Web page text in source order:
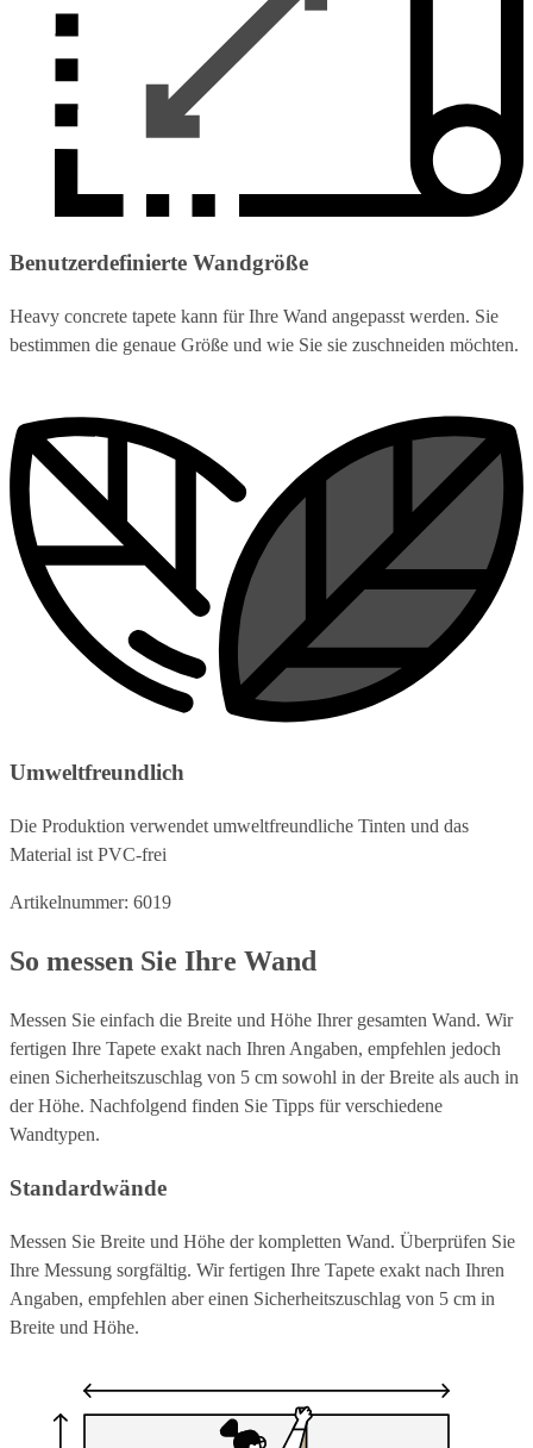
Benutzerdefinierte Wandgröße
Heavy concrete tapete kann für Ihre Wand angepasst werden. Sie
bestimmen die genaue Größe und wie Sie sie zuschneiden möchten.
Umweltfreundlich
Die Produktion verwendet umweltfreundliche Tinten und das
Material ist PVC-frei
Artikelnummer: 6019
So messen Sie Ihre Wand
Messen Sie einfach die Breite und Höhe Ihrer gesamten Wand. Wir
fertigen Ihre Tapete exakt nach Ihren Angaben, empfehlen jedoch
einen Sicherheitszuschlag von 5 cm sowohl in der Breite als auch in
der Höhe. Nachfolgend finden Sie Tipps für verschiedene
Wandtypen.
Standardwände
Messen Sie Breite und Höhe der kompletten Wand. Überprüfen Sie
Ihre Messung sorgfältig. Wir fertigen Ihre Tapete exakt nach Ihren
Angaben, empfehlen aber einen Sicherheitszuschlag von 5 cm in
Breite und Höhe.